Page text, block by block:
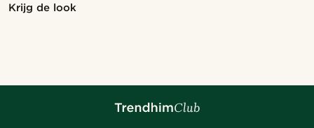
Krijg de look